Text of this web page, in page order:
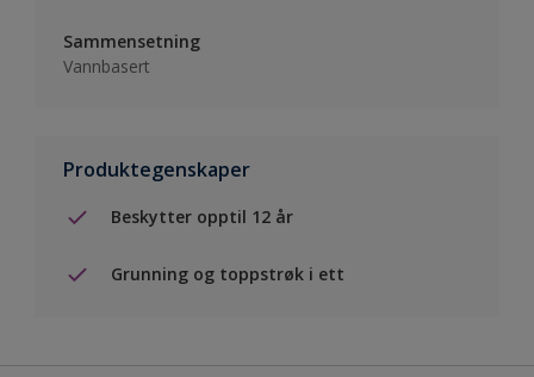
Sammensetning
Vannbasert
Produktegenskaper
Beskytter opptil 12 år
Grunning og toppstrøk i ett